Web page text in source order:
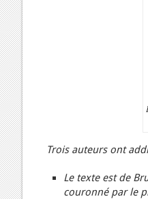
Trois auteurs ont
Le texte est de
couronné par le